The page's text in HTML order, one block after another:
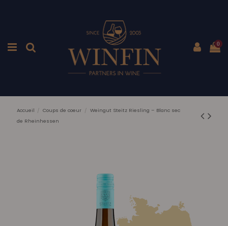
0
Accueil Coups de coeur
Weingut Steitz Riesling – Blanc sec
de Rheinhessen